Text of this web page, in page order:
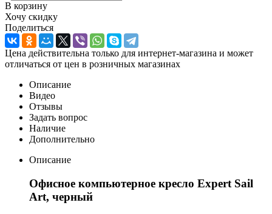
В корзину
Хочу скидку
Поделиться
Цена действительна только для интернет-магазина и может
отличаться от цен в розничных магазинах
Описание
Видео
Отзывы
Задать вопрос
Наличие
Дополнительно
Описание
Офисное компьютерное кресло Expert Sail
Art, черный